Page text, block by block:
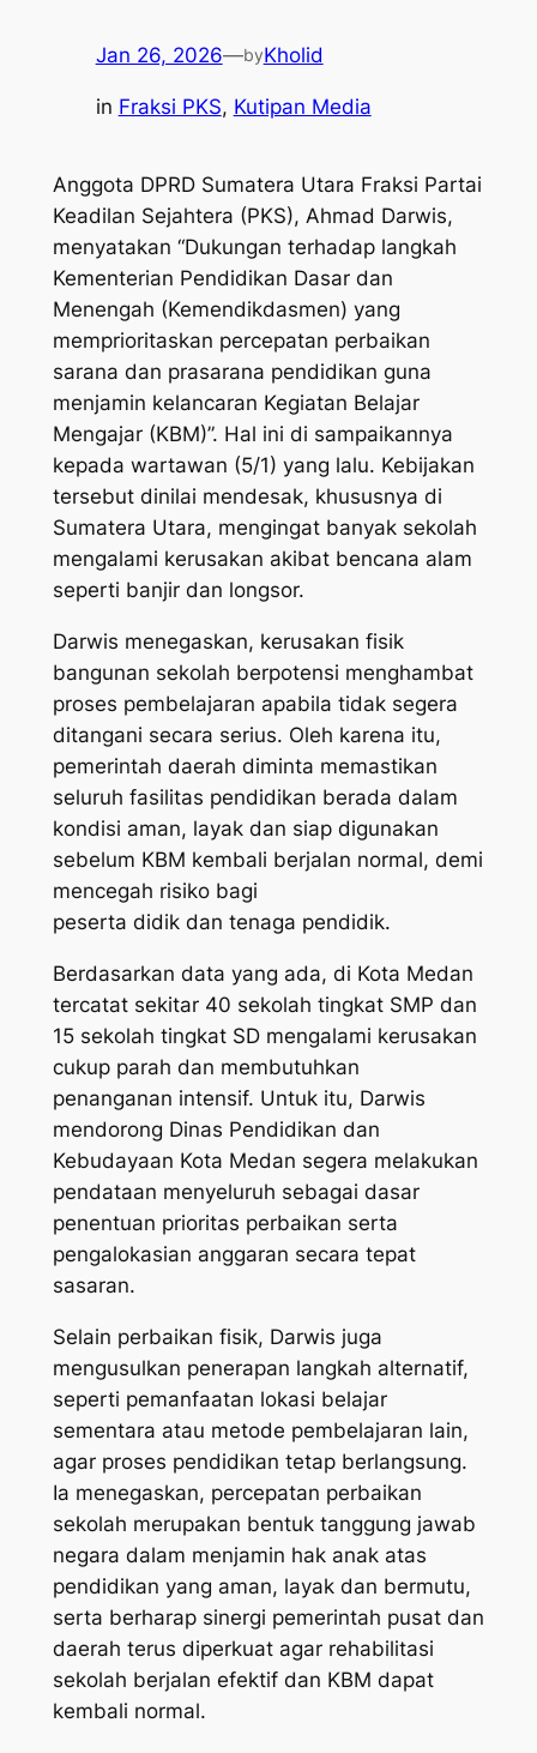
Jan 26, 2026—byKholid
in Fraksi PKS, Kutipan Media
Anggota DPRD Sumatera Utara Fraksi Partai
Keadilan Sejahtera (PKS), Ahmad Darwis,
menyatakan “Dukungan terhadap langkah
Kementerian Pendidikan Dasar dan
Menengah (Kemendikdasmen) yang
memprioritaskan percepatan perbaikan
sarana dan prasarana pendidikan guna
menjamin kelancaran Kegiatan Belajar
Mengajar (KBM)”. Hal ini di sampaikannya
kepada wartawan (5/1) yang lalu. Kebijakan
tersebut dinilai mendesak, khususnya di
Sumatera Utara, mengingat banyak sekolah
mengalami kerusakan akibat bencana alam
seperti banjir dan longsor.
Darwis menegaskan, kerusakan fisik
bangunan sekolah berpotensi menghambat
proses pembelajaran apabila tidak segera
ditangani secara serius. Oleh karena itu,
pemerintah daerah diminta memastikan
seluruh fasilitas pendidikan berada dalam
kondisi aman, layak dan siap digunakan
sebelum KBM kembali berjalan normal, demi
mencegah risiko bagi
peserta didik dan tenaga pendidik.
Berdasarkan data yang ada, di Kota Medan
tercatat sekitar 40 sekolah tingkat SMP dan
15 sekolah tingkat SD mengalami kerusakan
cukup parah dan membutuhkan
penanganan intensif. Untuk itu, Darwis
mendorong Dinas Pendidikan dan
Kebudayaan Kota Medan segera melakukan
pendataan menyeluruh sebagai dasar
penentuan prioritas perbaikan serta
pengalokasian anggaran secara tepat
sasaran.
Selain perbaikan fisik, Darwis juga
mengusulkan penerapan langkah alternatif,
seperti pemanfaatan lokasi belajar
sementara atau metode pembelajaran lain,
agar proses pendidikan tetap berlangsung.
Ia menegaskan, percepatan perbaikan
sekolah merupakan bentuk tanggung jawab
negara dalam menjamin hak anak atas
pendidikan yang aman, layak dan bermutu,
serta berharap sinergi pemerintah pusat dan
daerah terus diperkuat agar rehabilitasi
sekolah berjalan efektif dan KBM dapat
kembali normal.